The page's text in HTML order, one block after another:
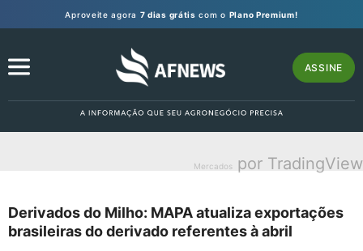
Aproveite agora 7 dias grátis com o Plano Premium!
ASSINE
Mercados por TradingView
Derivados do Milho: MAPA atualiza exportações
brasileiras do derivado referentes à abril